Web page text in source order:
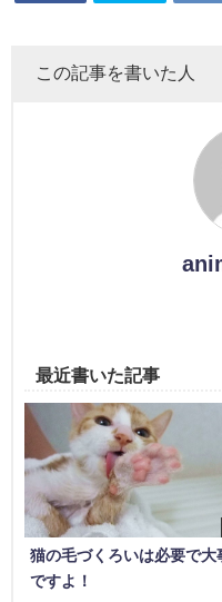
この記事を書いた人
最近書いた記事
猫の毛づくろいは必要で大
ですよ！